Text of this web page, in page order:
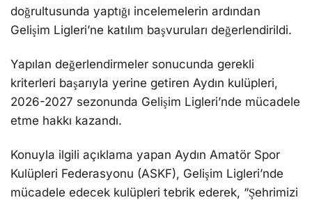
doğrultusunda yaptığı incelemelerin ardından
Gelişim Ligleri’ne katılım başvuruları değerlendirildi.
Yapılan değerlendirmeler sonucunda gerekli
kriterleri başarıyla yerine getiren Aydın kulüpleri,
2026-2027 sezonunda Gelişim Ligleri’nde mücadele
etme hakkı kazandı.
Konuyla ilgili açıklama yapan Aydın Amatör Spor
Kulüpleri Federasyonu (ASKF), Gelişim Ligleri’nde
mücadele edecek kulüpleri tebrik ederek, “Şehrimizi